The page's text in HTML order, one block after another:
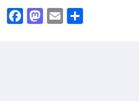
Facebook
Mastodon
Email